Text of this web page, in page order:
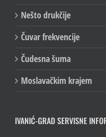
Nešto drukčije
Čuvar frekvencije
Čudesna šuma
Moslavačkim krajem
IVANIĆ-GRAD SERVISNE